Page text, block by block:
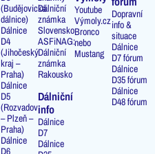
(Budějovická
dálnice)
Dálnice
D4
(Jihočeský
kraj –
Praha)
Dálnice
D5
(Rozvadov
– Plzeň –
Praha)
Dálnice
D6
Dálniční
známka
Slovensko
ASFiNAG:
Dálniční
známka
Rakousko
Dálniční
info
Dálnice
D7
Dálnice
Youtube
Výmoly.cz
Bronco
nebo
Mustang
Dopravní
info &
situace
Dálnice
D7 fórum
Dálnice
D35 fórum
Dálnice
D48 fórum